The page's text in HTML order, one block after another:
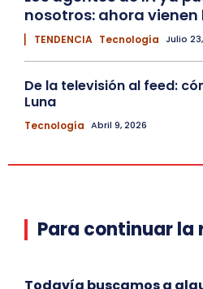
nosotros: ahora
▏ TENDENCIA Tecnología Julio
De la televisión al feed:
Luna
Tecnología Abril 9, 2026
Para continuar la
Todavía buscamos a